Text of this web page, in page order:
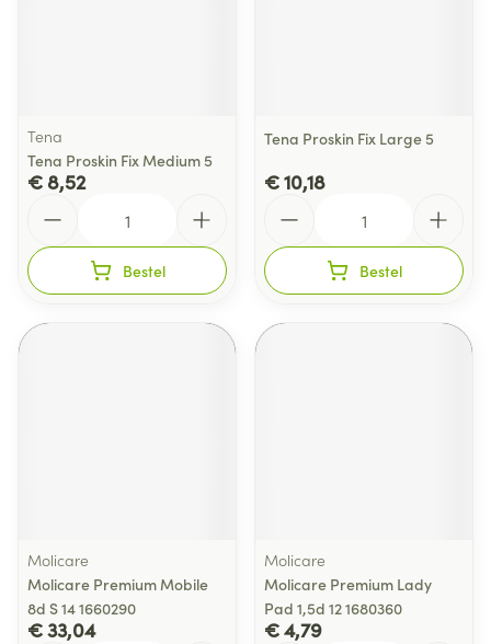
Tena
Tena Proskin Fix Medium 5
€ 8,52
Bestel
Tena Proskin Fix Large 5
€ 10,18
Bestel
Molicare
Molicare Premium Mobile
8d S 14 1660290
€ 33,04
Molicare
Molicare Premium Lady
Pad 1,5d 12 1680360
€ 4,79